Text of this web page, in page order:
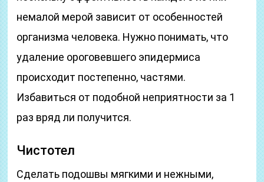
немалой мерой зависит от особенностей
организма человека. Нужно понимать, что
удаление ороговевшего эпидермиса
происходит постепенно, частями.
Избавиться от подобной неприятности за 1
раз вряд ли получится.
Чистотел
Сделать подошвы мягкими и нежными,